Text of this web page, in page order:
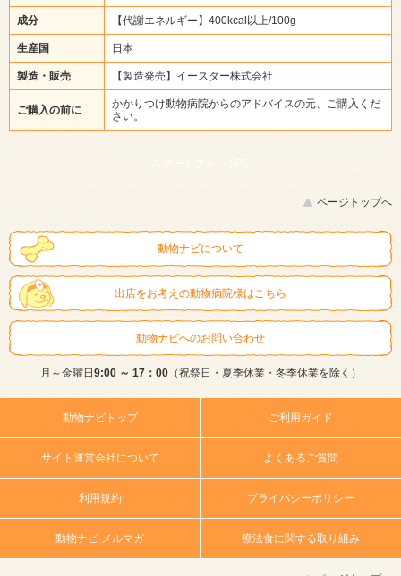
成分 【代謝エネルギー】400kcal以上/100g
生産国 日本
製造・販売 【製造発売】イースター株式会社
ご購入の前に
かかりつけ動物病院からのアドバイスの元、ご購入くだ
さい。
スマートフォン | PC
ページトップへ
動物ナビについて
出店をお考えの動物病院様はこちら
動物ナビへのお問い合わせ
月～金曜日9:00 ～ 17：00（祝祭日・夏季休業・冬季休業を除く）
動物ナビトップ ご利用ガイド
サイト運営会社について よくあるご質問
利用規約 プライバシーポリシー
動物ナビ メルマガ 療法食に関する取り組み